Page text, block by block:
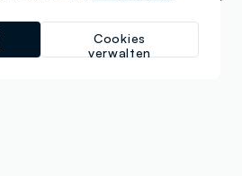
Cookies
verwalten